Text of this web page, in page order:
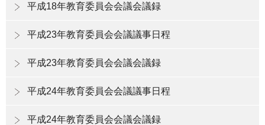
平成18年教育委員会会議会議録
平成23年教育委員会会議議事日程
平成23年教育委員会会議会議録
平成24年教育委員会会議議事日程
平成24年教育委員会会議会議録